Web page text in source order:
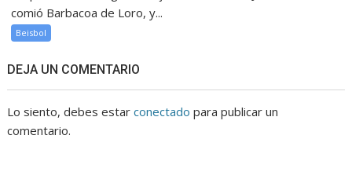
comió Barbacoa de Loro, y...
Beisbol
DEJA UN COMENTARIO
Lo siento, debes estarconectado para publicar un
comentario.